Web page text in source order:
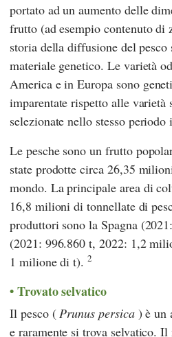
portato ad un aumento delle
frutto (ad esempio contenuto di
storia della diffusione del
materiale genetico. Le varietà
America e in Europa sono
imparentate rispetto alle varietà
selezionate nello stesso periodo
Le pesche sono un frutto
state prodotte circa 26,35
mondo. La principale area di
16,8 milioni di tonnellate di
produttori sono la Spagna
(2021: 996.860 t, 2022: 1,2
1 milione di t).2
Trovato selvatico
Il pesco (Prunus persica) è un
e raramente si trova selvatico. Il